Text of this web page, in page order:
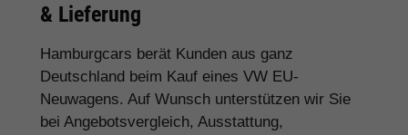
& Lieferung
Hamburgcars berät Kunden aus ganz
Deutschland beim Kauf eines VW EU-
Neuwagens. Auf Wunsch unterstützen wir Sie
bei Angebotsvergleich, Ausstattung,